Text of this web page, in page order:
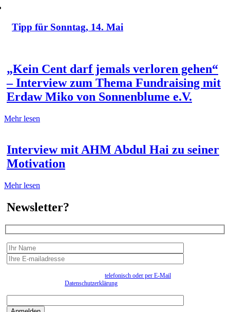
Tipp für Sonntag, 14. Mai
„Kein Cent darf jemals verloren gehen“
– Interview zum Thema Fundraising mit
Erdaw Miko von Sonnenblume e.V.
Mehr lesen
Interview mit AHM Abdul Hai zu seiner
Motivation
Mehr lesen
Newsletter?
telefonisch oder per E-Mail
Datenschutzerklärung